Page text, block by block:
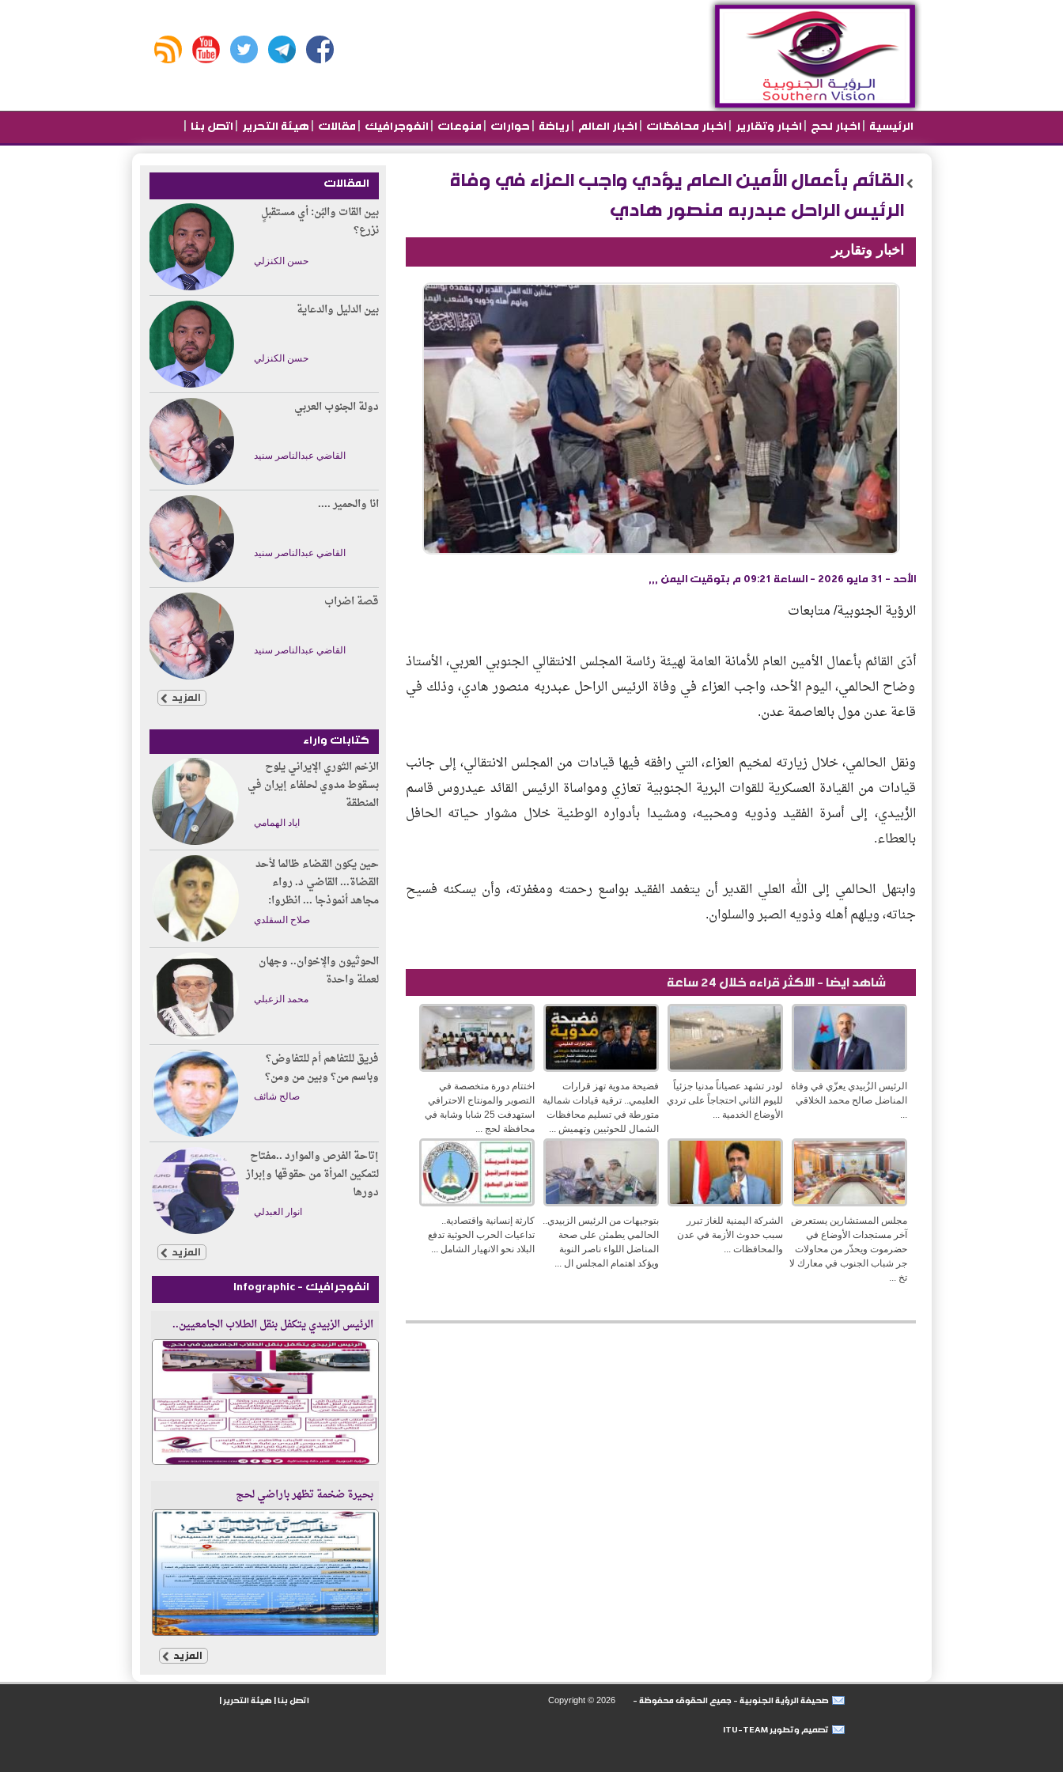
الرئيسية اخبار لحج اخبار وتقارير اخبار محافظات اخبار العالم رياضة حوارات منوعات انفوجرافيك مقالات هيئة التحرير اتصل بنا
المقالات
بين القات والبُن: أي مستقبلٍ
نزرع؟
حسن الكنزلي
بين الدليل والدعاية
حسن الكنزلي
دولة الجنوب العربي
القاضي عبدالناصر سنيد
انا والحمير ....
القاضي عبدالناصر سنيد
قصة اضراب
القاضي عبدالناصر سنيد
المزيد
كتابات واراء
الزخم الثوري الإيراني يلوح
بسقوط مدوي لحلفاء إيران في
المنطقة
اياد الهمامي
حين يكون القضاء ظالما لأحد
القضاة... القاضي د. رواء
مجاهد أنموذجا ... انظروا:
صلاح السقلدي
الحوثيون والإخوان.. وجهان
لعملة واحدة
محمد الزعبلي
فريق للتفاهم أم للتفاوض؟
وباسم من؟ وبين من ومن؟
صالح شائف
إتاحة الفرص والموارد ..مفتاح
لتمكين المرأة من حقوقها وإبراز
دورها
انوار العبدلي
المزيد
انفوجرافيك - Infographic
الرئيس الزبيدي يتكفل بنقل الطلاب الجامعيين..
بحيرة ضخمة تظهر باراضي لحج
المزيد
القائم بأعمال الأمين العام يؤدي واجب العزاء في وفاة
الرئيس الراحل عبدربه منصور هادي
اخبار وتقارير
الأحد - 31 مايو 2026 - الساعة 09:21 م بتوقيت اليمن ،،،
الرؤية الجنوبية/ متابعات
أدّى القائم بأعمال الأمين العام للأمانة العامة لهيئة رئاسة المجلس الانتقالي الجنوبي العربي، الأستاذ
وضاح الحالمي، اليوم الأحد، واجب العزاء في وفاة الرئيس الراحل عبدربه منصور هادي، وذلك في
قاعة عدن مول بالعاصمة عدن.
ونقل الحالمي، خلال زيارته لمخيم العزاء، التي رافقه فيها قيادات من المجلس الانتقالي، إلى جانب
قيادات من القيادة العسكرية للقوات البرية الجنوبية تعازي ومواساة الرئيس القائد عيدروس قاسم
الزُبيدي، إلى أسرة الفقيد وذويه ومحبيه، ومشيدا بأدواره الوطنية خلال مشوار حياته الحافل
بالعطاء.
وابتهل الحالمي إلى الله العلي القدير أن يتغمد الفقيد بواسع رحمته ومغفرته، وأن يسكنه فسيح
جناته، ويلهم أهله وذويه الصبر والسلوان.
شاهد ايضا - الاكثر قراءه خلال 24 ساعة
الرئيس الزُبيدي يعزّي في وفاة
المناضل صالح محمد الخلاقي
...
لودر تشهد عصياناً مدنيا جزئياً
لليوم الثاني احتجاجاً على تردي
الأوضاع الخدمية ...
فضيحة مدوية تهز قرارات
العليمي.. ترقية قيادات شمالية
متورطة في تسليم محافظات
الشمال للحوثيين وتهميش ...
اختتام دورة متخصصة في
التصوير والمونتاج الاحترافي
استهدفت 25 شابا وشابة في
محافظة لحج ...
مجلس المستشارين يستعرض
آخر مستجدات الأوضاع في
حضرموت ويحذّر من محاولات
جر شباب الجنوب في معارك لا
تخ ...
الشركة اليمنية للغاز تبرر
سبب حدوث الأزمة في عدن
والمحافظات ...
بتوجيهات من الرئيس الزبيدي..
الحالمي يطمئن على صحة
المناضل اللواء ناصر النوبة
ويؤكد اهتمام المجلس ال ...
كارثة إنسانية واقتصادية..
تداعيات الحرب الحوثية تدفع
البلاد نحو الانهيار الشامل ...
اتصل بنا هيئة التحرير صحيفة الرؤية الجنوبية - جميع الحقوق محفوظة - Copyright ©2026
تصميم وتطوير ITU-TEAM